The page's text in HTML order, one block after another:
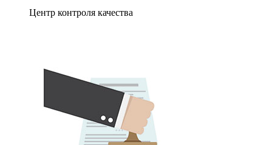
Центр контроля качества